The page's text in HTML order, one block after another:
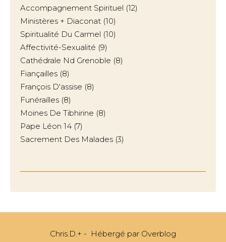
Accompagnement Spirituel (12)
Ministères + Diaconat (10)
Spiritualité Du Carmel (10)
Affectivité-Sexualité (9)
Cathédrale Nd Grenoble (8)
Fiançailles (8)
François D'assise (8)
Funérailles (8)
Moines De Tibhirine (8)
Pape Léon 14 (7)
Sacrement Des Malades (3)
Chris.D.+ - Hébergé par Overblog